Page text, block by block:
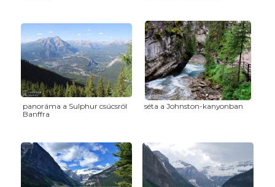
panoráma a Sulphur csúcsról
Banffra
séta a Johnston-kanyonban